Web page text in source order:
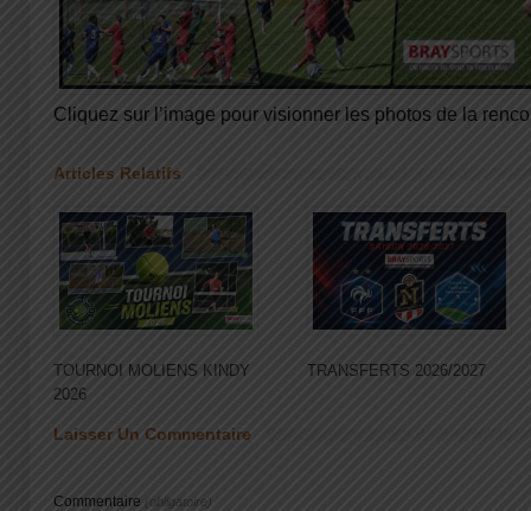
Cliquez sur l’image pour visionner les photos de la
Articles Relatifs
TOURNOI MOLIENS KINDY
2026
TRANSFERTS 2026/2027
Laisser Un Commentaire
Commentaire (obligatoire)